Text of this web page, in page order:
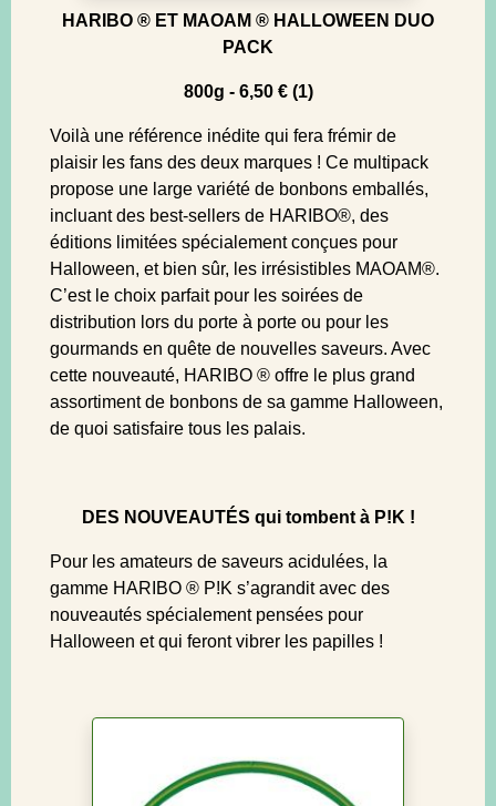
HARIBO ® ET MAOAM ® HALLOWEEN DUO
PACK
800g - 6,50 € (1)
Voilà une référence inédite qui fera frémir de
plaisir les fans des deux marques ! Ce multipack
propose une large variété de bonbons emballés,
incluant des best-sellers de HARIBO®, des
éditions limitées spécialement conçues pour
Halloween, et bien sûr, les irrésistibles MAOAM®.
C’est le choix parfait pour les soirées de
distribution lors du porte à porte ou pour les
gourmands en quête de nouvelles saveurs. Avec
cette nouveauté, HARIBO ® offre le plus grand
assortiment de bonbons de sa gamme Halloween,
de quoi satisfaire tous les palais.
DES NOUVEAUTÉS qui tombent à P!K !
Pour les amateurs de saveurs acidulées, la
gamme HARIBO ® P!K s’agrandit avec des
nouveautés spécialement pensées pour
Halloween et qui feront vibrer les papilles !